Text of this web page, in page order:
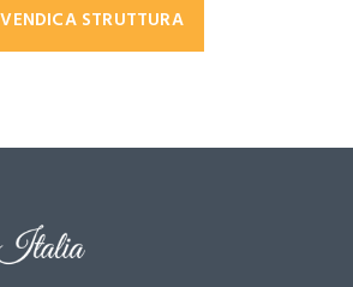
STRUTTURA